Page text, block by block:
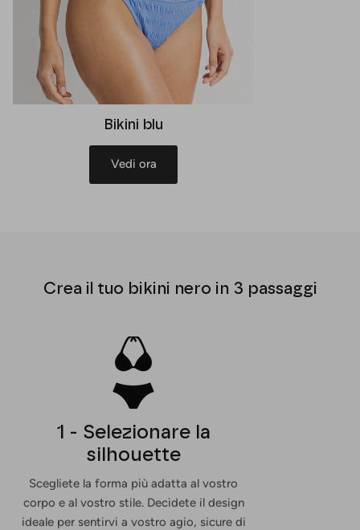
Bikini blu
Vedi ora
Crea il tuo bikini nero in 3 passaggi
1 - Selezionare la
silhouette
Scegliete la forma più adatta al vostro
corpo e al vostro stile. Decidete il design
ideale per sentirvi a vostro agio, sicure di